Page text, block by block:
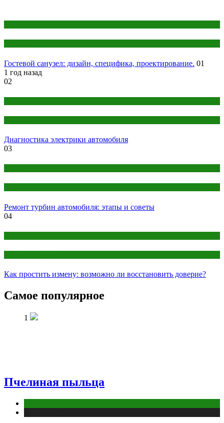
Гостевой санузел: дизайн, специфика, проектирование. 01
1 год назад
02
Диагностика электрики автомобиля
03
Ремонт турбин автомобиля: этапы и советы
04
Как простить измену: возможно ли восстановить доверие?
Самое популярное
1
Пчелиная пыльца